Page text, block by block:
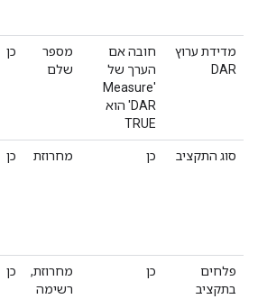
מדידת ערוץ
DAR
חובה אם
הערך של
'Measure
DAR' הוא
TRUE
מספר
שלם
כן
סוג התקציב כן מחרוזת כן
פלחים
בתקציב
כן
מחרוזת,
רשימה
כן